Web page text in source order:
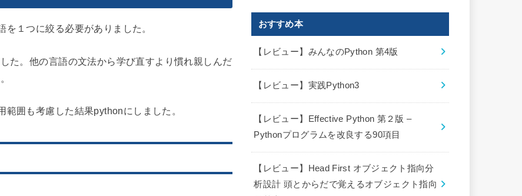
１つに絞る必要がありました。
た。他の言語の文法から学び直すより慣れ親しんだ
囲も考慮した結果pythonにしました。
おすすめ本
【レビュー】みんなのPython 第4版
【レビュー】実践Python3
【レビュー】Effective Python 第２版 –
Pythonプログラムを改良する90項目
【レビュー】Head First オブジェクト指向分
析設計 頭とからだで覚えるオブジェクト指向